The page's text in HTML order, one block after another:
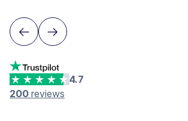
4.7
200 reviews